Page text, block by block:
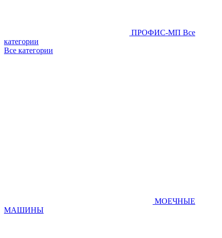
ПРОФИС-МП Все
категории
Все категории
МОЕЧНЫЕ
МАШИНЫ